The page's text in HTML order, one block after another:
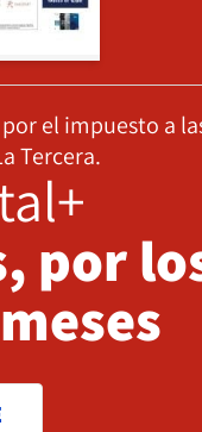
el impuesto a
Tercera.
por